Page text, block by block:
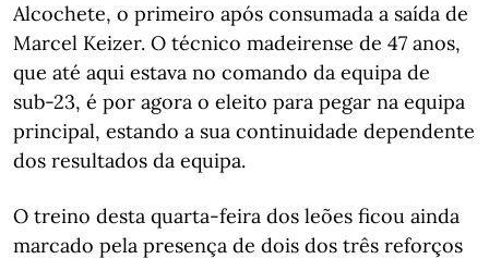
Alcochete, o primeiro após consumada a saída de
Marcel Keizer. O técnico madeirense de 47 anos,
que até aqui estava no comando da equipa de
sub-23, é por agora o eleito para pegar na equipa
principal, estando a sua continuidade dependente
dos resultados da equipa.
O treino desta quarta-feira dos leões ficou ainda
marcado pela presença de dois dos três reforços